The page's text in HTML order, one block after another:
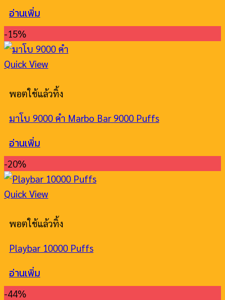
อ่านเพิ่ม
-15%
Quick View
พอตใช้แล้วทิ้ง
มาโบ 9000 คํา Marbo Bar 9000 Puffs
อ่านเพิ่ม
-20%
Quick View
พอตใช้แล้วทิ้ง
Playbar 10000 Puffs
อ่านเพิ่ม
-44%